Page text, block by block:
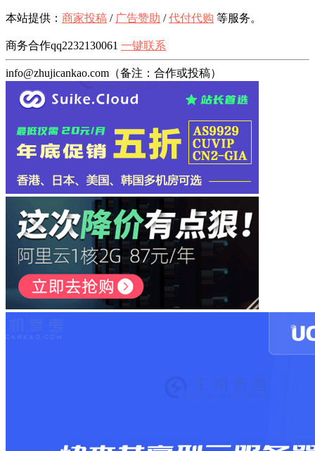
本站提供： 商家投稿 / 广告赞助 /代付代购 等服务。
商务合作qq2232130061 一键联系
info@zhujicankao.com（备注：合作或投稿）